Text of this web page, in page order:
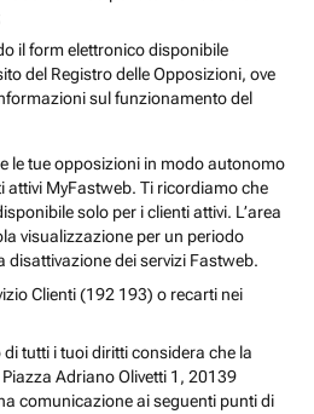
il form elettronico disponibile
del Registro delle Opposizioni, ove
sul funzionamento del
le tue opposizioni in modo autonomo
attivi MyFastweb. Ti ricordiamo che
solo per i clienti attivi. L’area
visualizzazione per un periodo
dei servizi Fastweb.
Clienti (192 193) o recarti nei
di tutti i tuoi diritti considera che la
Adriano Olivetti 1, 20139
comunicazione ai seguenti punti di